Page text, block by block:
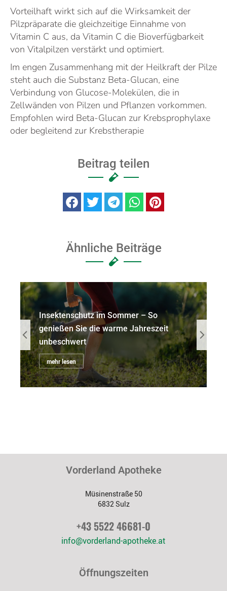
Vorteilhaft wirkt sich auf die Wirksamkeit der
Pilzpräparate die gleichzeitige Einnahme von
Vitamin C aus, da Vitamin C die Bioverfügbarkeit
von Vitalpilzen verstärkt und optimiert.
Im engen Zusammenhang mit der Heilkraft der Pilze
steht auch die Substanz Beta-Glucan, eine
Verbindung von Glucose-Molekülen, die in
Zellwänden von Pilzen und Pflanzen vorkommen.
Empfohlen wird Beta-Glucan zur Krebsprophylaxe
oder begleitend zur Krebstherapie
Beitrag teilen
Ähnliche Beiträge
Insektenschutz im Sommer – So
genießen Sie die warme Jahreszeit
unbeschwert
mehr lesen
Vorderland Apotheke
Müsinenstraße 50
6832 Sulz
+43 5522 46681-0
info@vorderland-apotheke.at
Öffnungszeiten